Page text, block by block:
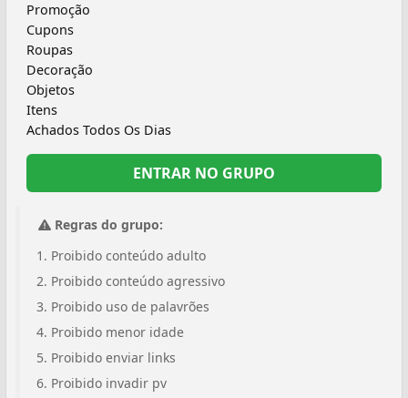
Promoção
Cupons
Roupas
Decoração
Objetos
Itens
Achados Todos Os Dias
ENTRAR NO GRUPO
Regras do grupo:
Proibido conteúdo adulto
Proibido conteúdo agressivo
Proibido uso de palavrões
Proibido menor idade
Proibido enviar links
Proibido invadir pv